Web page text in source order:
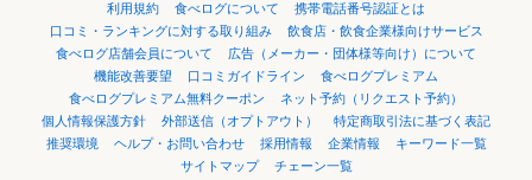
利用規約 食べログについて
携帯電話番号認証とは
口コミ・ランキングに対する取り組み
飲食店・飲食企業様向けサービス
食べログ店舗会員について
広告（メーカー・団体様等向け）について
機能改善要望
口コミガイドライン
食べログプレミアム
食べログプレミアム無料クーポン
ネット予約（リクエスト予約）
個人情報保護方針
外部送信（オプトアウト）
特定商取引法に基づく表記
推奨環境
ヘルプ・お問い合わせ 採用情報 企業情報
キーワード一覧
サイトマップ
チェーン一覧